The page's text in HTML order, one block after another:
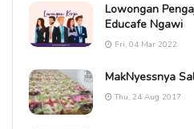
Lowongan
Educafe Ngawi
Fri, 04 Mar 2022
MakNyessnya
Thu, 24 Aug 2017